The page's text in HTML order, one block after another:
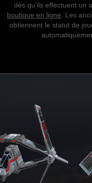
dès qu'ils effectuent un
boutique en ligne . Les
obtiennent le statut de